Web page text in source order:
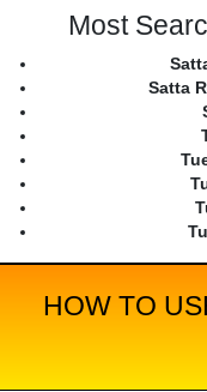
Most
Satta
HOW TO